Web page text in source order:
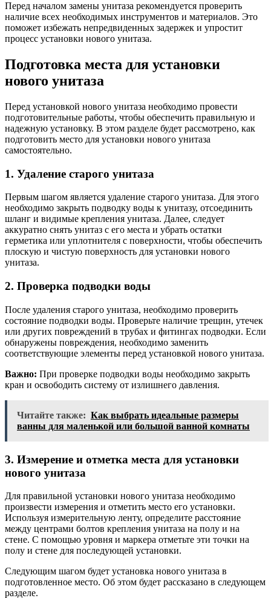
Перед началом замены унитаза рекомендуется проверить
наличие всех необходимых инструментов и материалов. Это
поможет избежать непредвиденных задержек и упростит
процесс установки нового унитаза.
Подготовка места для установки
нового унитаза
Перед установкой нового унитаза необходимо провести
подготовительные работы, чтобы обеспечить правильную и
надежную установку. В этом разделе будет рассмотрено, как
подготовить место для установки нового унитаза
самостоятельно.
1. Удаление старого унитаза
Первым шагом является удаление старого унитаза. Для этого
необходимо закрыть подводку воды к унитазу, отсоединить
шланг и видимые крепления унитаза. Далее, следует
аккуратно снять унитаз с его места и убрать остатки
герметика или уплотнителя с поверхности, чтобы обеспечить
плоскую и чистую поверхность для установки нового
унитаза.
2. Проверка подводки воды
После удаления старого унитаза, необходимо проверить
состояние подводки воды. Проверьте наличие трещин, утечек
или других повреждений в трубах и фитингах подводки. Если
обнаружены повреждения, необходимо заменить
соответствующие элементы перед установкой нового унитаза.
Важно: При проверке подводки воды необходимо закрыть
кран и освободить систему от излишнего давления.
Читайте также: Как выбрать идеальные размеры
ванны для маленькой или большой ванной комнаты
3. Измерение и отметка места для установки
нового унитаза
Для правильной установки нового унитаза необходимо
произвести измерения и отметить место его установки.
Используя измерительную ленту, определите расстояние
между центрами болтов крепления унитаза на полу и на
стене. С помощью уровня и маркера отметьте эти точки на
полу и стене для последующей установки.
Следующим шагом будет установка нового унитаза в
подготовленное место. Об этом будет рассказано в следующем
разделе.